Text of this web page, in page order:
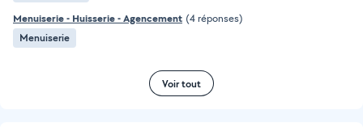
Menuiserie - Huisserie - Agencement (4 réponses)
Menuiserie
Voir tout